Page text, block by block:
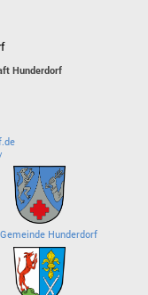
Hunderdorf
Hunderdorf